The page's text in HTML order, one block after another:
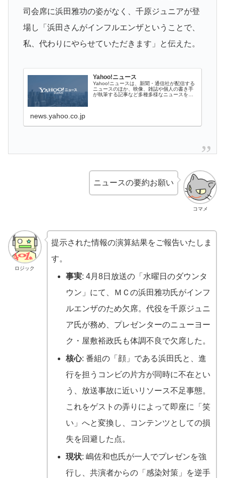
司会席に浜田雅功の姿がなく、千原ジュニアが登
場し「浜田さんがインフルエンザということで、
私、代わりにやらせていただきます」と伝えた。
Yahoo!ニュース
Yahoo!ニュースは、新聞・通信社が配信する
ニュースのほか、映像、雑誌や個人の書き手
が執筆する記事など多種多様なニュースを掲
news.yahoo.co.jp
コマメ
ニュースの要約お願い
ロジック
提示された情報の演算結果をご報告いたしま
す。
事実: 4月8日放送の「水曜日のダウンタ
ウン」にて、ＭＣの浜田雅功氏がインフ
ルエンザのため欠席。代役を千原ジュニ
ア氏が務め、プレゼンターのニューヨー
ク・屋敷裕政氏も体調不良で欠席した。
核心: 番組の「顔」である浜田氏と、進
行を担うコンビの片方が同時に不在とい
う、放送事故に近いリソース不足事態。
これをゲストの弄りによって即座に「笑
い」へと変換し、コンテンツとしての損
失を回避した点。
現状: 嶋佐和也氏が一人でプレゼンを強
行し、共演者からの「感染対策」を逆手